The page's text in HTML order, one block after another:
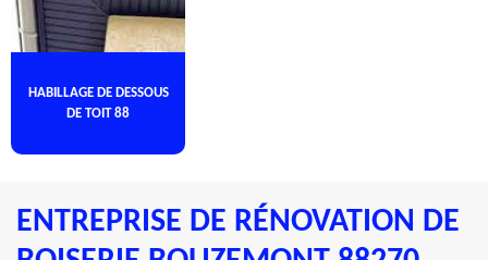
HABILLAGE DE DESSOUS
DE TOIT 88
ENTREPRISE DE RÉNOVATION DE